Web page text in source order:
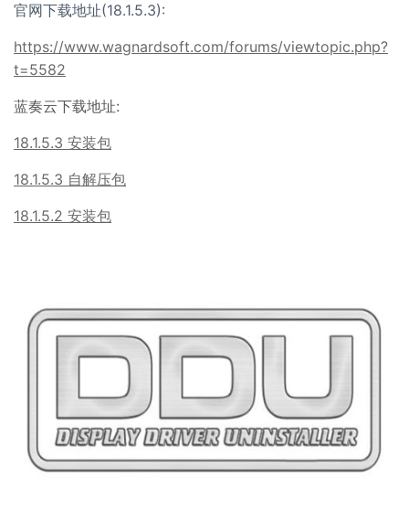
官网下载地址(18.1.5.3):
https://www.wagnardsoft.com/forums/viewtopic.php?
t=5582
蓝奏云下载地址:
18.1.5.3 安装包
18.1.5.3 自解压包
18.1.5.2 安装包